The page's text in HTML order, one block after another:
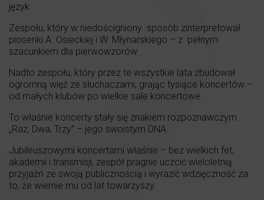
język.
Zespołu, który w niedościgniony sposób zinterpretował
piosenki A. Osieckiej i W. Młynarskiego – z pełnym
szacunkiem dla pierwowzorów.
Nadto zespołu, który przez te wszystkie lata zbudował
ogromną więź ze słuchaczami, grając tysiące koncertów –
od małych klubów po wielkie sale koncertowe.
To właśnie koncerty stały się znakiem rozpoznawczym
„Raz, Dwa, Trzy” – jego swoistym DNA.
Jubileuszowymi koncertami właśnie – bez wielkich fet,
akademii i transmisji, zespół pragnie uczcić wieloletnią
przyjaźń ze swoją publicznością i wyrazić wdzięczność za
to, że wiernie mu od lat towarzyszy.